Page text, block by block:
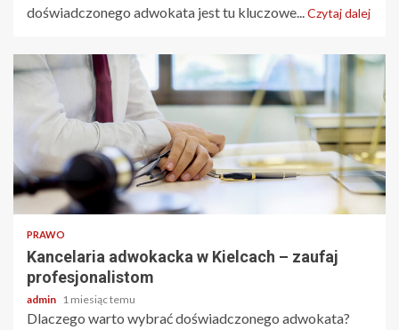
doświadczonego adwokata jest tu kluczowe...Czytaj dalej
2 min odczytu
PRAWO
Kancelaria adwokacka w Kielcach – zaufaj
profesjonalistom
admin 1 miesiąc temu
Dlaczego warto wybrać doświadczonego adwokata?